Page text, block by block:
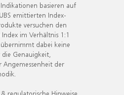
basieren auf
emittierten Index-
versuchen den
im Verhältnis 1:1
dabei keine
Genauigkeit,
der